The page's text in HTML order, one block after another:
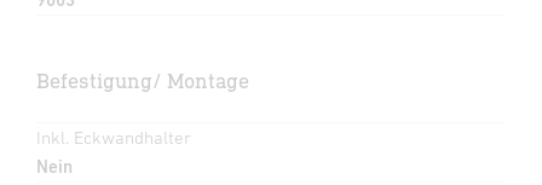
Befestigung/ Montage
Inkl. Eckwandhalter
Nein